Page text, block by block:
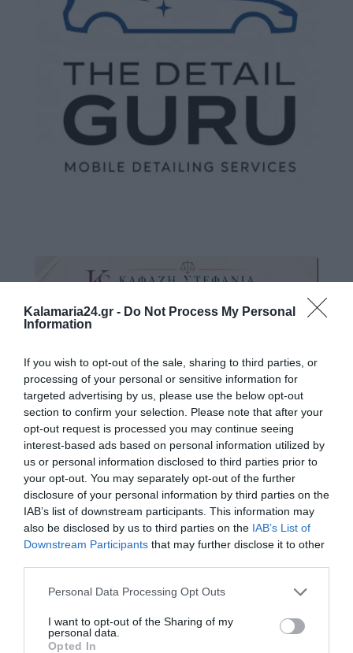
Kalamaria24.gr - Do Not Process My Personal
Information
If you wish to opt-out of the sale, sharing to third parties, or
processing of your personal or sensitive information for
targeted advertising by us, please use the below opt-out
section to confirm your selection. Please note that after your
opt-out request is processed you may continue seeing
interest-based ads based on personal information utilized by
us or personal information disclosed to third parties prior to
your opt-out. You may separately opt-out of the further
disclosure of your personal information by third parties on the
IAB’s list of downstream participants. This information may
also be disclosed by us to third parties on the IAB’s List of
Downstream Participants that may further disclose it to other
Personal Data Processing Opt Outs
I want to opt-out of the Sharing of my
personal data.
Opted In